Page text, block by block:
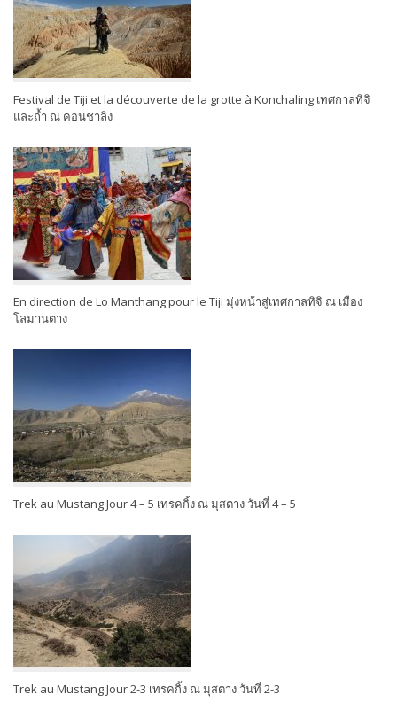
Festival de Tiji et la découverte de la grotte à Konchaling เทศกาลทิจิ
และถ้ำ ณ คอนชาลิง
En direction de Lo Manthang pour le Tiji มุ่งหน้าสู่เทศกาลทิจิ ณ เมือง
โลมานตาง
Trek au Mustang Jour 4 – 5 เทรคกิ้ง ณ มุสตาง วันที่ 4 – 5
Trek au Mustang Jour 2-3 เทรคกิ้ง ณ มุสตาง วันที่ 2-3